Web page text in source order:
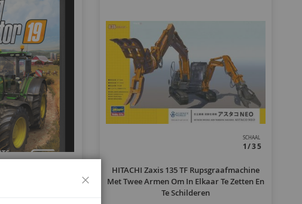
SCHAAL
1/35
HITACHI Zaxis 135 TF Rupsgraafmachine
Met Twee Armen Om In Elkaar Te Zetten En
Te Schilderen
Sluiten